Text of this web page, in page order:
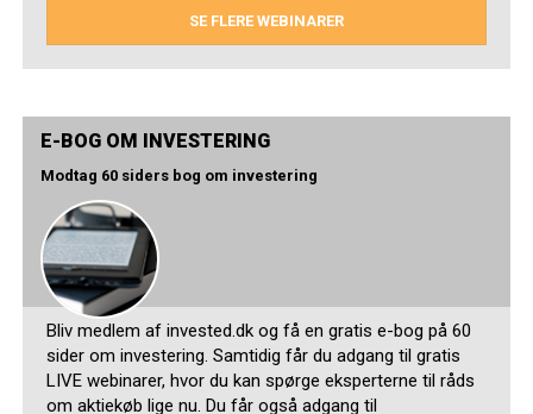
SE FLERE WEBINARER
E-BOG OM INVESTERING
Modtag 60 siders bog om investering
Bliv medlem af invested.dk og få en gratis e-bog på 60
sider om investering. Samtidig får du adgang til gratis
LIVE webinarer, hvor du kan spørge eksperterne til råds
om aktiekøb lige nu. Du får også adgang til